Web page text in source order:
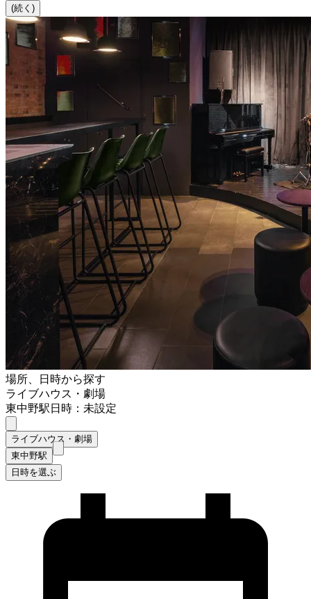
(続く)
場所、日時から探す
ライブハウス・劇場
東中野駅日時：未設定
ライブハウス・劇場
東中野駅
日時を選ぶ